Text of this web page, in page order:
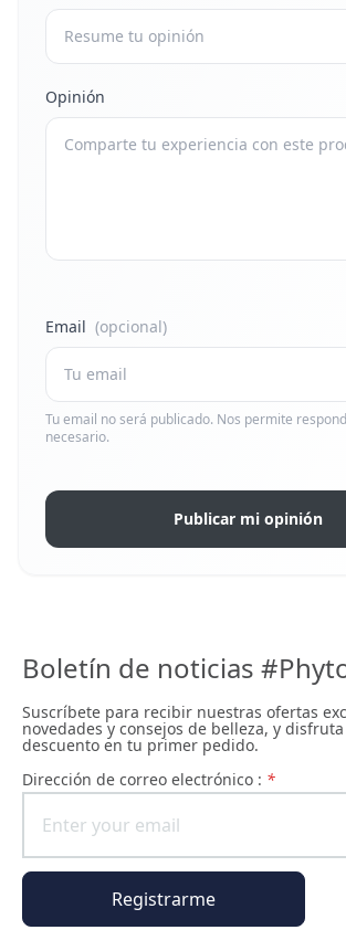
Opinión
Email (opcional)
Tu email no será publicado. Nos permite
necesario.
Publicar mi opinión
Boletín de noticias
Suscríbete para recibir nuestras ofertas
novedades y consejos de belleza, y
descuento en tu primer pedido.
Dirección de correo electrónico : *
Registrarme